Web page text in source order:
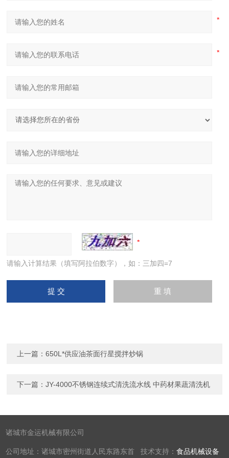
请输入计算结果（填写阿拉伯数字），如：三加四=7
上一篇：650L*供应油茶面行星搅拌炒锅
下一篇：JY-4000不锈钢连续式清洗流水线 中药材果蔬清洗机
诸城市金运机械有限公司
公司地址：诸城市密州街道人民东路东首 技术支持：食品机械设备